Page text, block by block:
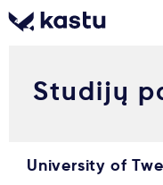
Skambink
Studijų
University of